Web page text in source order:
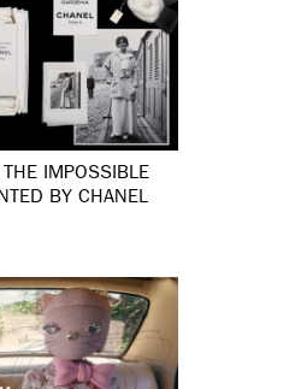
THE IMPOSSIBLE
BY CHANEL